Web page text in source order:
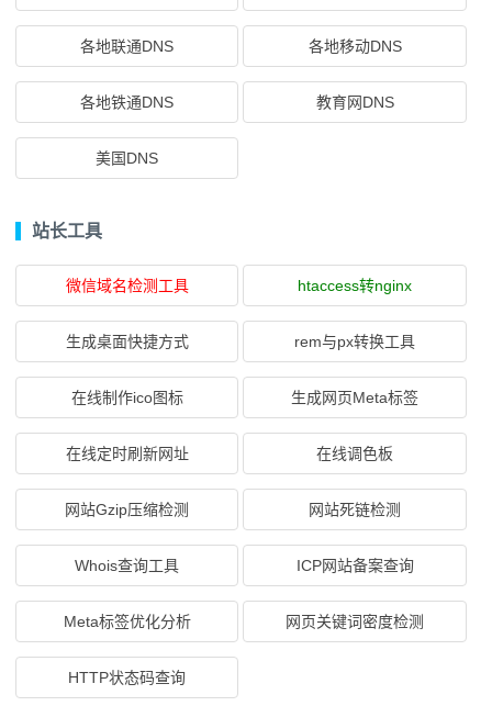
各地联通DNS 各地移动DNS
各地铁通DNS 教育网DNS
美国DNS
站长工具
微信域名检测工具 htaccess转nginx
生成桌面快捷方式 rem与px转换工具
在线制作ico图标 生成网页Meta标签
在线定时刷新网址 在线调色板
网站Gzip压缩检测 网站死链检测
Whois查询工具 ICP网站备案查询
Meta标签优化分析 网页关键词密度检测
HTTP状态码查询